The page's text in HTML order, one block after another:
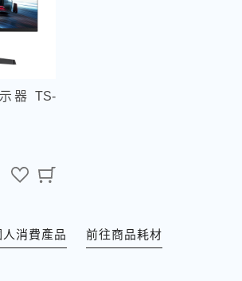
器 TS-
消費產品 前往商品耗材